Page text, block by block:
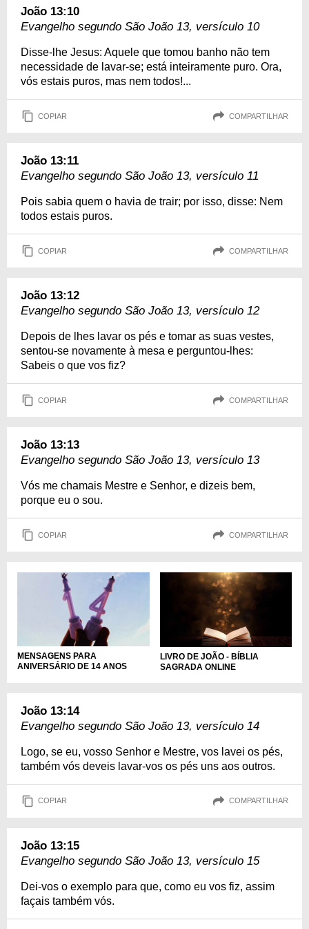
João 13:10
Evangelho segundo São João 13, versículo 10
Disse-lhe Jesus: Aquele que tomou banho não tem
necessidade de lavar-se; está inteiramente puro. Ora,
vós estais puros, mas nem todos!...
COPIAR COMPARTILHAR
João 13:11
Evangelho segundo São João 13, versículo 11
Pois sabia quem o havia de trair; por isso, disse: Nem
todos estais puros.
COPIAR COMPARTILHAR
João 13:12
Evangelho segundo São João 13, versículo 12
Depois de lhes lavar os pés e tomar as suas vestes,
sentou-se novamente à mesa e perguntou-lhes:
Sabeis o que vos fiz?
COPIAR COMPARTILHAR
João 13:13
Evangelho segundo São João 13, versículo 13
Vós me chamais Mestre e Senhor, e dizeis bem,
porque eu o sou.
COPIAR COMPARTILHAR
MENSAGENS PARA
ANIVERSÁRIO DE 14 ANOS
LIVRO DE JOÃO - BÍBLIA
SAGRADA ONLINE
João 13:14
Evangelho segundo São João 13, versículo 14
Logo, se eu, vosso Senhor e Mestre, vos lavei os pés,
também vós deveis lavar-vos os pés uns aos outros.
COPIAR COMPARTILHAR
João 13:15
Evangelho segundo São João 13, versículo 15
Dei-vos o exemplo para que, como eu vos fiz, assim
façais também vós.